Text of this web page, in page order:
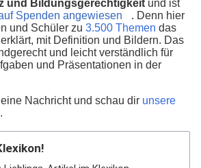
und Bildungsgerechtigkeit und ist
Spenden angewiesen
. Denn hier
und Schüler zu 3.500 Themen das
mit Definition und Bildern. Das
und leicht verständlich für
und Präsentationen in der
Nachricht und schau dir unsere